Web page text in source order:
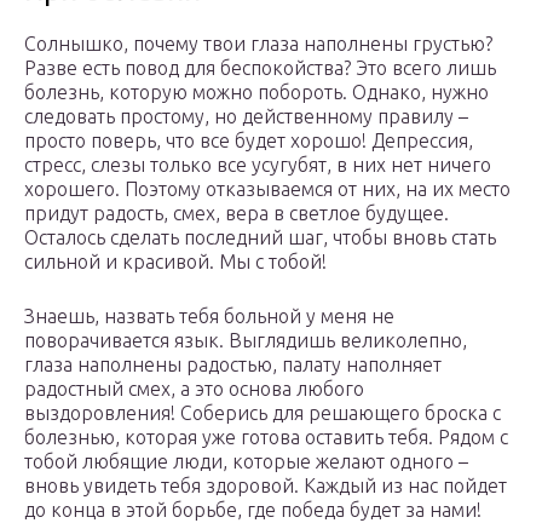
Солнышко, почему твои глаза наполнены грустью?
Разве есть повод для беспокойства? Это всего лишь
болезнь, которую можно побороть. Однако, нужно
следовать простому, но действенному правилу –
просто поверь, что все будет хорошо! Депрессия,
стресс, слезы только все усугубят, в них нет ничего
хорошего. Поэтому отказываемся от них, на их место
придут радость, смех, вера в светлое будущее.
Осталось сделать последний шаг, чтобы вновь стать
сильной и красивой. Мы с тобой!
Знаешь, назвать тебя больной у меня не
поворачивается язык. Выглядишь великолепно,
глаза наполнены радостью, палату наполняет
радостный смех, а это основа любого
выздоровления! Соберись для решающего броска с
болезнью, которая уже готова оставить тебя. Рядом с
тобой любящие люди, которые желают одного –
вновь увидеть тебя здоровой. Каждый из нас пойдет
до конца в этой борьбе, где победа будет за нами!